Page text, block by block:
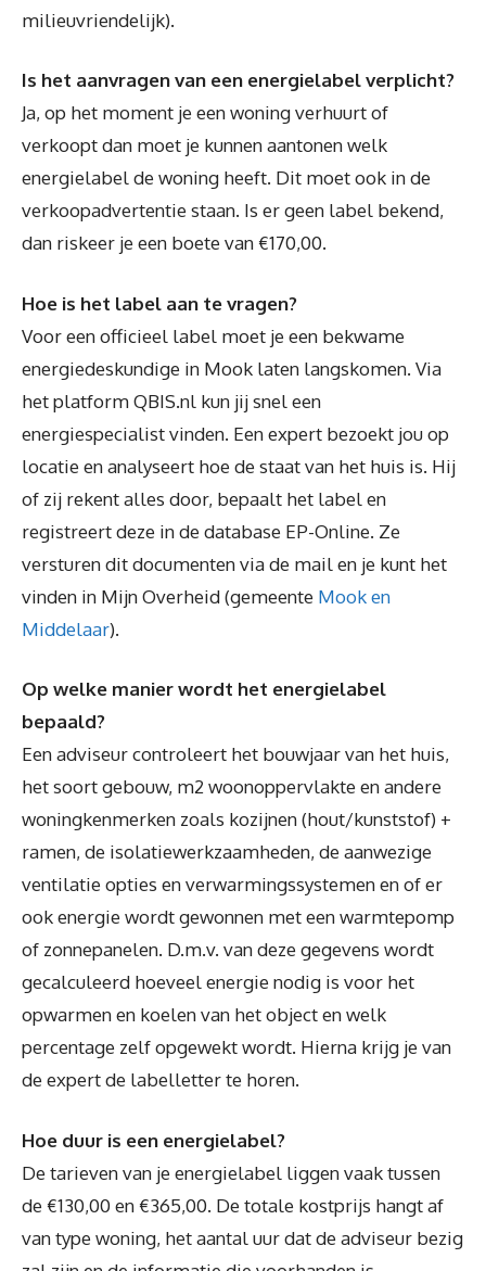
milieuvriendelijk).
Is het aanvragen van een energielabel verplicht?
Ja, op het moment je een woning verhuurt of
verkoopt dan moet je kunnen aantonen welk
energielabel de woning heeft. Dit moet ook in de
verkoopadvertentie staan. Is er geen label bekend,
dan riskeer je een boete van €170,00.
Hoe is het label aan te vragen?
Voor een officieel label moet je een bekwame
energiedeskundige in Mook laten langskomen. Via
het platform QBIS.nl kun jij snel een
energiespecialist vinden. Een expert bezoekt jou op
locatie en analyseert hoe de staat van het huis is. Hij
of zij rekent alles door, bepaalt het label en
registreert deze in de database EP-Online. Ze
versturen dit documenten via de mail en je kunt het
vinden in Mijn Overheid (gemeente Mook en
Middelaar).
Op welke manier wordt het energielabel
bepaald?
Een adviseur controleert het bouwjaar van het huis,
het soort gebouw, m2 woonoppervlakte en andere
woningkenmerken zoals kozijnen (hout/kunststof) +
ramen, de isolatiewerkzaamheden, de aanwezige
ventilatie opties en verwarmingssystemen en of er
ook energie wordt gewonnen met een warmtepomp
of zonnepanelen. D.m.v. van deze gegevens wordt
gecalculeerd hoeveel energie nodig is voor het
opwarmen en koelen van het object en welk
percentage zelf opgewekt wordt. Hierna krijg je van
de expert de labelletter te horen.
Hoe duur is een energielabel?
De tarieven van je energielabel liggen vaak tussen
de €130,00 en €365,00. De totale kostprijs hangt af
van type woning, het aantal uur dat de adviseur bezig